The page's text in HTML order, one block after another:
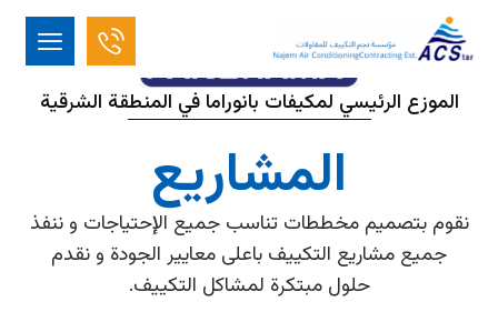
الموزع الرئيسي لمكيفات بانوراما في المنطقة الشرقية
المشاريع
نقوم بتصميم مخططات تناسب جميع الإحتياجات و ننفذ
جميع مشاريع التكييف باعلى معايير الجودة و نقدم
حلول مبتكرة لمشاكل التكييف.